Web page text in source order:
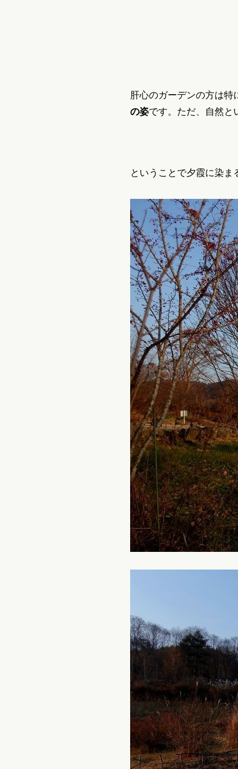
肝心のガーデンの方は特
の姿です。ただ、自然と
ということで夕霞に染ま